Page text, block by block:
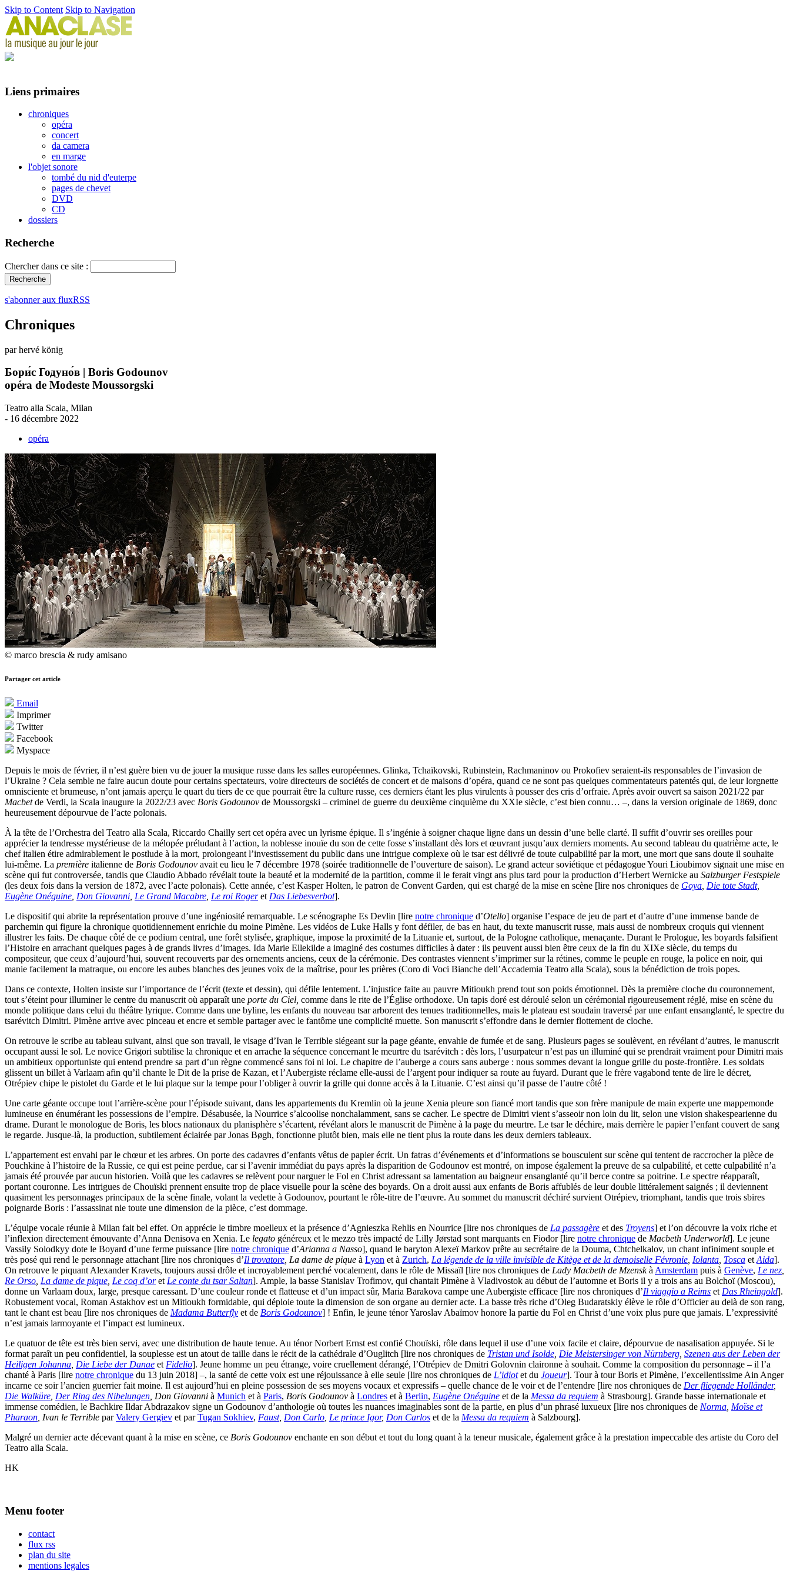
Skip to Content Skip to Navigation
Liens primaires
chroniques
opéra
concert
da camera
en marge
l'objet sonore
tombé du nid d'euterpe
pages de chevet
DVD
CD
dossiers
Recherche
Chercher dans ce site :
s'abonner aux fluxRSS
Chroniques
par hervé könig
Бори́с Годуно́в | Boris Godounov
opéra de Modeste Moussorgski
Teatro alla Scala, Milan
- 16 décembre 2022
opéra
© marco brescia & rudy amisano
Partager cet article
Email
Imprimer
Twitter
Facebook
Myspace
Depuis le mois de février, il n’est guère bien vu de jouer la musique russe dans les salles européennes. Glinka, Tchaïkovski, Rubinstein, Rachmaninov ou Prokofiev seraient-ils responsables de l’invasion de
l’Ukraine ? Cela semble ne faire aucun doute pour certains spectateurs, voire directeurs de sociétés de concert et de maisons d’opéra, quand ce ne sont pas quelques commentateurs patentés qui, de leur lorgnette
omnisciente et brumeuse, n’ont jamais aperçu le quart du tiers de ce que pourrait être la culture russe, ces derniers étant les plus virulents à pousser des cris d’orfraie. Après avoir ouvert sa saison 2021/22 par
Macbetde Verdi, la Scala inaugure la 2022/23 avec Boris Godounov de Moussorgski – criminel de guerre du deuxième cinquième du XXIe siècle, c’est bien connu… –, dans la version originale de 1869, donc
heureusement dépourvue de l’acte polonais.
À la tête de l’Orchestra del Teatro alla Scala, Riccardo Chailly sert cet opéra avec un lyrisme épique. Il s’ingénie à soigner chaque ligne dans un dessin d’une belle clarté. Il suffit d’ouvrir ses oreilles pour
apprécier la tendresse mystérieuse de la mélopée préludant à l’action, la noblesse inouïe du son de cette fosse s’installant dès lors et œuvrant jusqu’aux derniers moments. Au second tableau du quatrième acte, le
chef italien étire admirablement le postlude à la mort, prolongeant l’investissement du public dans une intrigue complexe où le tsar est délivré de toute culpabilité par la mort, une mort que sans doute il souhaite
lui-même. La première italienne de Boris Godounov avait eu lieu le 7 décembre 1978 (soirée traditionnelle de l’ouverture de saison). Le grand acteur soviétique et pédagogue Youri Lioubimov signait une mise en
scène qui fut controversée, tandis que Claudio Abbado révélait toute la beauté et la modernité de la partition, comme il le ferait vingt ans plus tard pour la production d’Herbert Wernicke au Salzburger Festspiele
(les deux fois dans la version de 1872, avec l’acte polonais). Cette année, c’est Kasper Holten, le patron de Convent Garden, qui est chargé de la mise en scène [lire nos chroniques de Goya Die tote Stadt,
Eugène Onéguine Don Giovanni Le Grand Macabre Le roi Rogeret Das Liebesverbot].
Le dispositif qui abrite la représentation prouve d’une ingéniosité remarquable. Le scénographe Es Devlin [lire notre chronique d’Otello] organise l’espace de jeu de part et d’autre d’une immense bande de
parchemin qui figure la chronique quotidiennement enrichie du moine Pimène. Les vidéos de Luke Halls y font défiler, de bas en haut, du texte manuscrit russe, mais aussi de nombreux croquis qui viennent
illustrer les faits. De chaque côté de ce podium central, une forêt stylisée, graphique, impose la proximité de la Lituanie et, surtout, de la Pologne catholique, menaçante. Durant le Prologue, les boyards falsifient
l’Histoire en arrachant quelques pages à de grands livres d’images. Ida Marie Ellekilde a imaginé des costumes difficiles à dater : ils peuvent aussi bien être ceux de la fin du XIXe siècle, du temps du
compositeur, que ceux d’aujourd’hui, souvent recouverts par des ornements anciens, ceux de la cérémonie. Des contrastes viennent s’imprimer sur la rétines, comme le peuple en rouge, la police en noir, qui
manie facilement la matraque, ou encore les aubes blanches des jeunes voix de la maîtrise, pour les prières (Coro di Voci Bianche dell’Accademia Teatro alla Scala), sous la bénédiction de trois popes.
Dans ce contexte, Holten insiste sur l’importance de l’écrit (texte et dessin), qui défile lentement. L’injustice faite au pauvre Mitioukh prend tout son poids émotionnel. Dès la première cloche du couronnement,
tout s’éteint pour illuminer le centre du manuscrit où apparaît une porte du Ciel, comme dans le rite de l’Église orthodoxe. Un tapis doré est déroulé selon un cérémonial rigoureusement réglé, mise en scène du
monde politique dans celui du théâtre lyrique. Comme dans une byline, les enfants du nouveau tsar arborent des tenues traditionnelles, mais le plateau est soudain traversé par une enfant ensanglanté, le spectre du
tsarévitch Dimitri. Pimène arrive avec pinceau et encre et semble partager avec le fantôme une complicité muette. Son manuscrit s’effondre dans le dernier flottement de cloche.
On retrouve le scribe au tableau suivant, ainsi que son travail, le visage d’Ivan le Terrible siégeant sur la page géante, envahie de fumée et de sang. Plusieurs pages se soulèvent, en révélant d’autres, le manuscrit
occupant aussi le sol. Le novice Grigori subtilise la chronique et en arrache la séquence concernant le meurtre du tsarévitch : dès lors, l’usurpateur n’est pas un illuminé qui se prendrait vraiment pour Dimitri mais
un ambitieux opportuniste qui entend prendre sa part d’un règne commencé sans foi ni loi. Le chapitre de l’auberge a cours sans auberge : nous sommes devant la longue grille du poste-frontière. Les soldats
glissent un billet à Varlaam afin qu’il chante le Dit de la prise de Kazan, et l’Aubergiste réclame elle-aussi de l’argent pour indiquer sa route au fuyard. Durant que le frère vagabond tente de lire le décret,
Otrépiev chipe le pistolet du Garde et le lui plaque sur la tempe pour l’obliger à ouvrir la grille qui donne accès à la Lituanie. C’est ainsi qu’il passe de l’autre côté !
Une carte géante occupe tout l’arrière-scène pour l’épisode suivant, dans les appartements du Kremlin où la jeune Xenia pleure son fiancé mort tandis que son frère manipule de main experte une mappemonde
lumineuse en énumérant les possessions de l’empire. Désabusée, la Nourrice s’alcoolise nonchalamment, sans se cacher. Le spectre de Dimitri vient s’asseoir non loin du lit, selon une vision shakespearienne du
drame. Durant le monologue de Boris, les blocs nationaux du planisphère s’écartent, révélant alors le manuscrit de Pimène à la page du meurtre. Le tsar le déchire, mais derrière le papier l’enfant couvert de sang
le regarde. Jusque-là, la production, subtilement éclairée par Jonas Bøgh, fonctionne plutôt bien, mais elle ne tient plus la route dans les deux derniers tableaux.
L’appartement est envahi par le chœur et les arbres. On porte des cadavres d’enfants vêtus de papier écrit. Un fatras d’événements et d’informations se bousculent sur scène qui tentent de raccrocher la pièce de
Pouchkine à l’histoire de la Russie, ce qui est peine perdue, car si l’avenir immédiat du pays après la disparition de Godounov est montré, on impose également la preuve de sa culpabilité, et cette culpabilité n’a
jamais été prouvée par aucun historien. Voilà que les cadavres se relèvent pour narguer le Fol en Christ adressant sa lamentation au baigneur ensanglanté qu’il berce contre sa poitrine. Le spectre réapparaît,
portant couronne. Les intrigues de Chouïski prennent ensuite trop de place visuelle pour la scène des boyards. On a droit aussi aux enfants de Boris affublés de leur double littéralement saignés ; il deviennent
quasiment les personnages principaux de la scène finale, volant la vedette à Godounov, pourtant le rôle-titre de l’œuvre. Au sommet du manuscrit déchiré survient Otrépiev, triomphant, tandis que trois sbires
poignarde Boris : l’assassinat nie toute une dimension de la pièce, c’est dommage.
L’équipe vocale réunie à Milan fait bel effet. On apprécie le timbre moelleux et la présence d’Agnieszka Rehlis en Nourrice [lire nos chroniques de La passagère et des Troyens] et l’on découvre la voix riche et
l’inflexion directement émouvante d’Anna Denisova en Xenia. Le legato généreux et le mezzo très impacté de Lilly Jørstad sont marquants en Fiodor [lire notre chronique de Macbeth Underworld]. Le jeune
Vassily Solodkyy dote le Boyard d’une ferme puissance [lire notre chronique d’Arianna a Nasso], quand le baryton Alexeï Markov prête au secrétaire de la Douma, Chtchelkalov, un chant infiniment souple et
très posé qui rend le personnage attachant [lire nos chroniques d’Il trovatore , La dame de pique à Lyon et à Zurich, La légende de la ville invisible de Kitège et de la demoiselle Févronie Iolanta Tosca et Aida].
On retrouve le piquant Alexander Kravets, toujours aussi drôle et incroyablement perché vocalement, dans le rôle de Missaïl [lire nos chroniques de Lady Macbeth de Mzenskà Amsterdam puis à Genève, Le nez
Re Orso La dame de pique Le coq d’oret Le conte du tsar Saltan]. Ample, la basse Stanislav Trofimov, qui chantait Pimène à Vladivostok au début de l’automne et Boris il y a trois ans au Bolchoï (Moscou),
donne un Varlaam doux, large, presque caressant. D’une couleur ronde et flatteuse et d’un impact sûr, Maria Barakova campe une Aubergiste efficace [lire nos chroniques d’Il viaggio a Reims et Das Rheingold].
Robustement vocal, Roman Astakhov est un Mitioukh formidable, qui déploie toute la dimension de son organe au dernier acte. La basse très riche d’Oleg Budaratskiy élève le rôle d’Officier au delà de son rang,
tant le chant est beau [lire nos chroniques de Madama Butterfly et de Boris Godounov] ! Enfin, le jeune ténor Yaroslav Abaïmov honore la partie du Fol en Christ d’une voix plus pure que jamais. L’expressivité
n’est jamais larmoyante et l’impact est lumineux.
Le quatuor de tête est très bien servi, avec une distribution de haute tenue. Au ténor Norbert Ernst est confié Chouïski, rôle dans lequel il use d’une voix facile et claire, dépourvue de nasalisation appuyée. Si le
format paraît un peu confidentiel, la souplesse est un atout de taille dans le récit de la cathédrale d’Ouglitch [lire nos chroniques de Tristan und Isolde Die Meistersinger von Nürnberg Szenen aus der Leben der
Heiligen Johanna Die Liebe der Danae et Fidelio]. Jeune homme un peu étrange, voire cruellement dérangé, l’Otrépiev de Dmitri Golovnin claironne à souhait. Comme la composition du personnage – il l’a
chanté à Paris [lire notre chronique du 13 juin 2018] –, la santé de cette voix est une réjouissance à elle seule [lire nos chroniques de L’idiotet du Joueur]. Tour à tour Boris et Pimène, l’excellentissime Ain Anger
incarne ce soir l’ancien guerrier fait moine. Il est aujourd’hui en pleine possession de ses moyens vocaux et expressifs – quelle chance de le voir et de l’entendre [lire nos chroniques de Der fliegende Holländer,
Die Walküre Der Ring des Nibelungen , Don Giovanni à Munich et à Paris, Boris Godounov à Londres et à Berlin, Eugène Onéguine et de la Messa da requiem à Strasbourg]. Grande basse internationale et
immense comédien, le Bachkire Ildar Abdrazakov signe un Godounov d’anthologie où toutes les nuances imaginables sont de la partie, en plus d’un phrasé luxueux [lire nos chroniques de Norma Moïse et
Pharaon , Ivan le Terrible parValery Gergiev et parTugan Sokhiev, Faust, Don Carlo Le prince Igor, Don Carlos et de la Messa da requiem à Salzbourg].
Malgré un dernier acte décevant quant à la mise en scène, ce Boris Godounov enchante en son début et tout du long quant à la teneur musicale, également grâce à la prestation impeccable des artiste du Coro del
Teatro alla Scala.
HK
Menu footer
contact
flux rss
plan du site
mentions legales